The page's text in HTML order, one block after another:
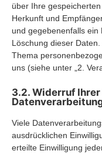
über Ihre
Herkunft und
und gegebenenfalls
Löschung dieser
Thema
uns (siehe unter „2.
3.2. Widerruf
Viele
ausdrücklichen
erteilte Einwilligung